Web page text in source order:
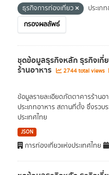
ธุรกิจการท่องเที่ยว
ประเภ
กรองผลลัพธ์
ชุดข้อมูลธุรกิจหลัก ธุรกิจเกี่
ร้านอาหาร 2744 total views
ข้อมูลรายละเอียดภัตตาคารร้านอ
ประเภทอาหาร สถานที่ตั้ง ซึ่งรวบ
ประเทศไทย
JSON
การท่องเที่ยวแห่งประเทศไทย